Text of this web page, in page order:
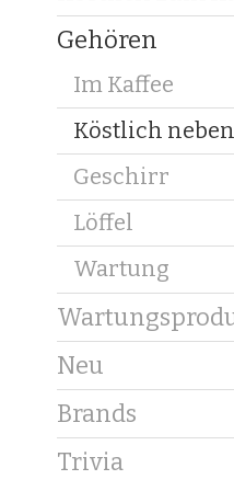
Gehören
Im Kaffee
Köstlich
Geschirr
Löffel
Wartung
Neu
Brands
Trivia